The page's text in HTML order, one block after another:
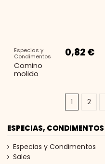
Especias y
Condimentos
Comino
molido
0,82 €
1 2
ESPECIAS, CONDIMENTOS
Especias y Condimentos
Sales